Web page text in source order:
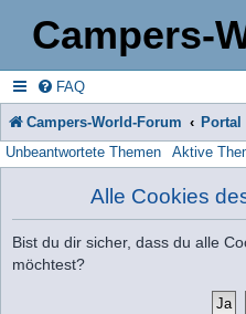
Campers-
FAQ
Campers-World-Forum Portal
Unbeantwortete Themen Aktive
Alle Cookies
Bist du dir sicher, dass du alle
möchtest?